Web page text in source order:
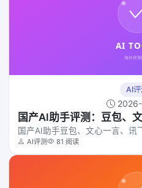
AI评
国产AI助手评测：豆包、
国产AI助手豆包、文心一言、讯
AI评测 81 阅读